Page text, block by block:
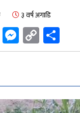
३ वर्ष अगाडि
Twitter
Messenger
Copy
Link